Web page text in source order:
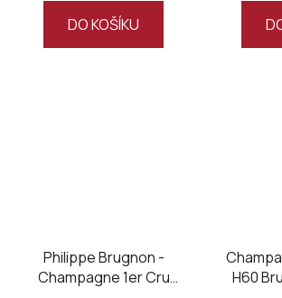
DO KOŠÍKU
Philippe Brugnon -
Champagne 1er Cru
H60